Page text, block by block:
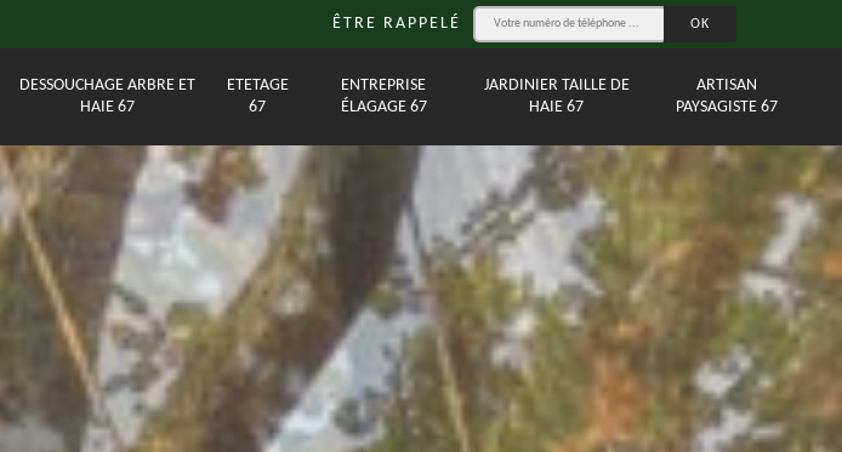
ÊTRE RAPPELÉ
DESSOUCHAGE ARBRE ET
HAIE 67
ETETAGE
67
ENTREPRISE
ÉLAGAGE 67
JARDINIER TAILLE DE
HAIE 67
ARTISAN
PAYSAGISTE 67